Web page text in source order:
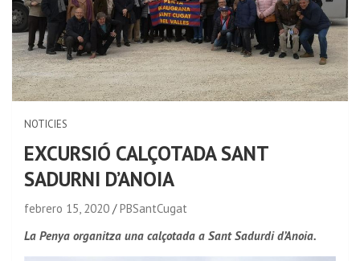
NOTICIES
EXCURSIÓ CALÇOTADA SANT
SADURNI D’ANOIA
febrero 15, 2020
PBSantCugat
La Penya organitza una calçotada a Sant Sadurdi d’Anoia.